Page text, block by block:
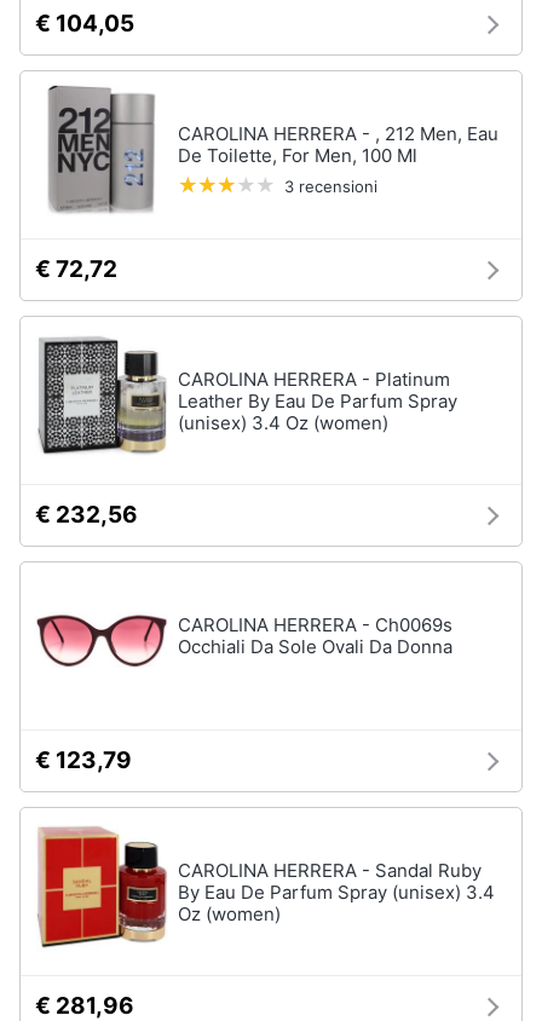
ricorrenze
Promozioni
Servizi
Assistenza
Esci
D'Urso
Vedi
€ 104,05
CAROLINA HERRERA - , 212 Men, Eau
De Toilette, For Men, 100 Ml
3 recensioni
€ 72,72
CAROLINA HERRERA - Platinum
Leather By Eau De Parfum Spray
(unisex) 3.4 Oz (women)
€ 232,56
CAROLINA HERRERA - Ch0069s
Occhiali Da Sole Ovali Da Donna
€ 123,79
CAROLINA HERRERA - Sandal Ruby
By Eau De Parfum Spray (unisex) 3.4
Oz (women)
€ 281,96